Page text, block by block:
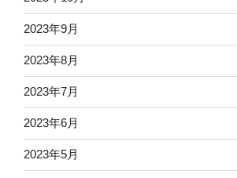
2023年9月
2023年8月
2023年7月
2023年6月
2023年5月